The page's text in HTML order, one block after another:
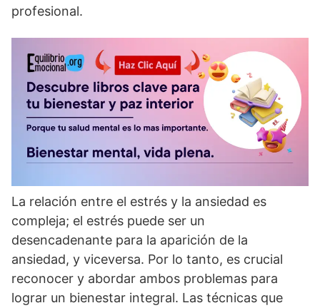
profesional.
La relación entre el estrés y la ansiedad es
compleja; el estrés puede ser un
desencadenante para la aparición de la
ansiedad, y viceversa. Por lo tanto, es crucial
reconocer y abordar ambos problemas para
lograr un bienestar integral. Las técnicas que